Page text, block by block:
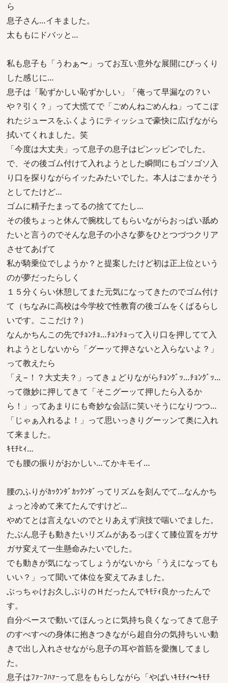
ら
息子さん…イキました。
太ももにドバッと…
私も息子も「うわぁ〜」ってお互い意外な展開にびっくり
した感じに…
息子は「恥ずかしい恥ずかしい」「俺って早漏なの？い
や？引く？」って大慌てで「ごめんねごめんね」ってこぼ
れたジュースをふくようにティッシュで豪快に広げながら
拭いてくれました。笑
「今度は大丈夫」って息子の息子はピンッピンでした。
で、その後ゴム付けて入れようとした瞬間にもゴソゴソ入
り口を探りながらイッたみたいでした。本人はごまかそう
としてたけど…
ゴムに精子たまってるの捨ててたし…
その後ちょっと休んで腕枕してもらいながらおっぱい舐め
たいと言うのでそんな息子の小さな夢をひとつづつクリア
させてあげて
私が騎乗位でしようか？と提案したけど初は正上位という
のが夢だったらしく
１５分くらい休憩してまた元気になってきたのでゴム付け
て（ちなみに高校は今学校で性教育の後ゴムをくばるらし
いです。ここだけ？）
なんかちんこの先でﾁｮﾝﾁｮ…ﾁｮﾝﾁｮって入り口を押してて入
れようとしないから「グーッて押さないと入らないよ？」
って教えたら
「え−！？大丈夫？」ってきょどりながらﾁｮﾝｸﾞｯ…ﾁｮﾝｸﾞｯ…
って微妙に押してきて「そこグーッて押したら入るか
ら！」ってあまりにも奇妙な会話に笑いそうになりつつ…
「じゃぁ入れるよ！」って思いっきりグーッンて奥に入れ
て来ました。
ｷﾓﾁﾋｨ…
でも腰の振りがおかしい…てかキモイ…
腰のふりがｶｯｸﾝﾀﾞｶｯｸﾝﾀﾞってリズムを刻んでて…なんかち
ょっと冷めて来てたんですけど…
やめてとは言えないのでとりあえず演技で喘いでました。
たぶん息子も動きたいリズムがあるっぽくて膝位置をガサ
ガサ変えて一生懸命みたいでした。
でも動きが気になってしょうがないから「うえになっても
いい？」って聞いて体位を変えてみました。
ぶっちゃけお久しぶりのＨだったんでｷﾓﾃｨ良かったんで
す。
自分ペースで動いてほんっとに気持ち良くなってきて息子
のすべすべの身体に抱きつきながら超自分の気持ちいい動
きで出し入れさせながら息子の耳や首筋を愛撫してまし
た。
息子はﾌｧｰﾌﾊｧｰって息をもらしながら「やばいｷﾓﾁｨ〜ｷﾓﾁ